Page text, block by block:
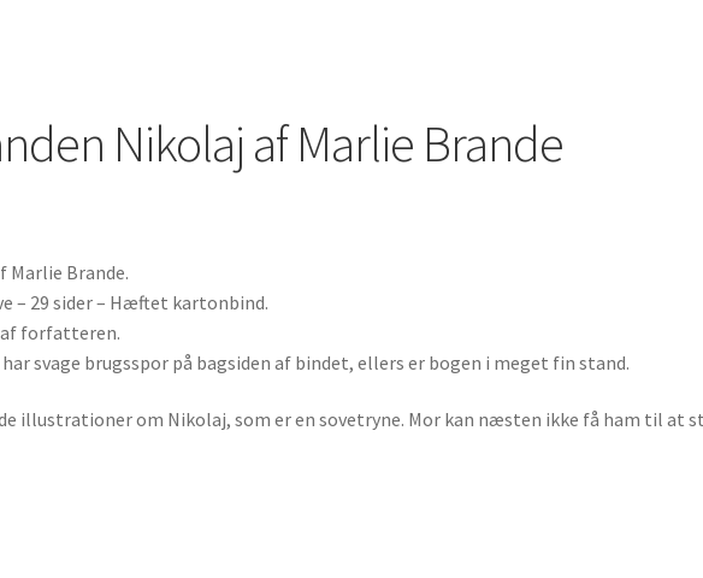
Nikolaj af Marlie Brande
Marlie Brande.
– 29 sider – Hæftet kartonbind.
forfatteren.
svage brugsspor på bagsiden af bindet, ellers er bogen i meget fin stand.
illustrationer om Nikolaj, som er en sovetryne. Mor kan næsten ikke få ham til at